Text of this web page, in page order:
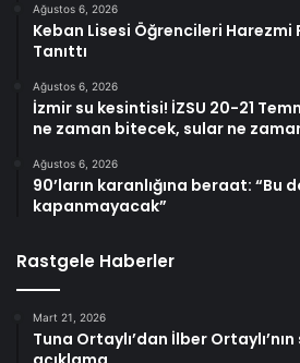
Ağustos 6, 2026
Keban Lisesi Öğrencileri Harezmi
Tanıttı
Ağustos 6, 2026
İzmir su kesintisi! İZSU 20-21
ne zaman bitecek, sular ne
Ağustos 6, 2026
90’ların karanlığına beraat: “Bu
kapanmayacak”
Rastgele Haberler
Mart 21, 2026
Tuna Ortaylı’dan İlber